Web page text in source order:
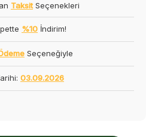
Taksit Seçenekleri
%10 İndirim!
Seçeneğiyle
03.09.2026